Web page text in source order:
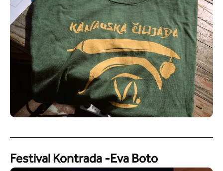
Festival Kontrada -Eva Boto